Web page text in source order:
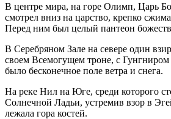
В центре мира, на горе Олимп, Царь
смотрел вниз на царство, крепко
Перед ним был целый пантеон
В Серебряном Зале на севере один
своем Всемогущем троне, с Гунгниром
было бесконечное поле ветра и снега.
На реке Нил на Юге, среди которого
Солнечной Ладьи, устремив взор в
лежала гора костей.